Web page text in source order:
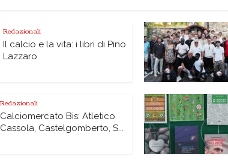
Redazionali
Il calcio e la vita: i libri di Pino
Lazzaro
Redazionali
Calciomercato Bis: Atletico
Cassola, Castelgomberto, S...